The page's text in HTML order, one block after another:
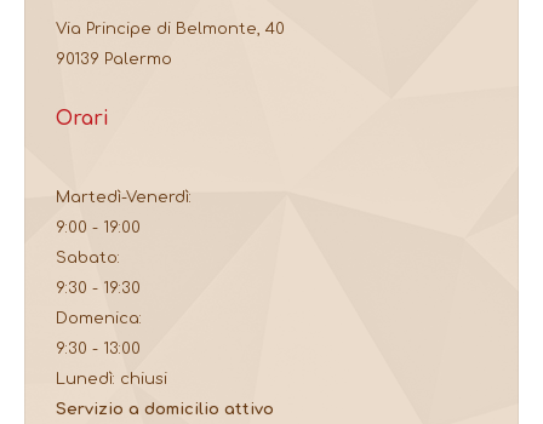
Via Principe di Belmonte, 40
90139 Palermo
Orari
Martedì-Venerdì:
9:00 - 19:00
Sabato:
9:30 - 19:30
Domenica:
9:30 - 13:00
Lunedì: chiusi
Servizio a domicilio attivo